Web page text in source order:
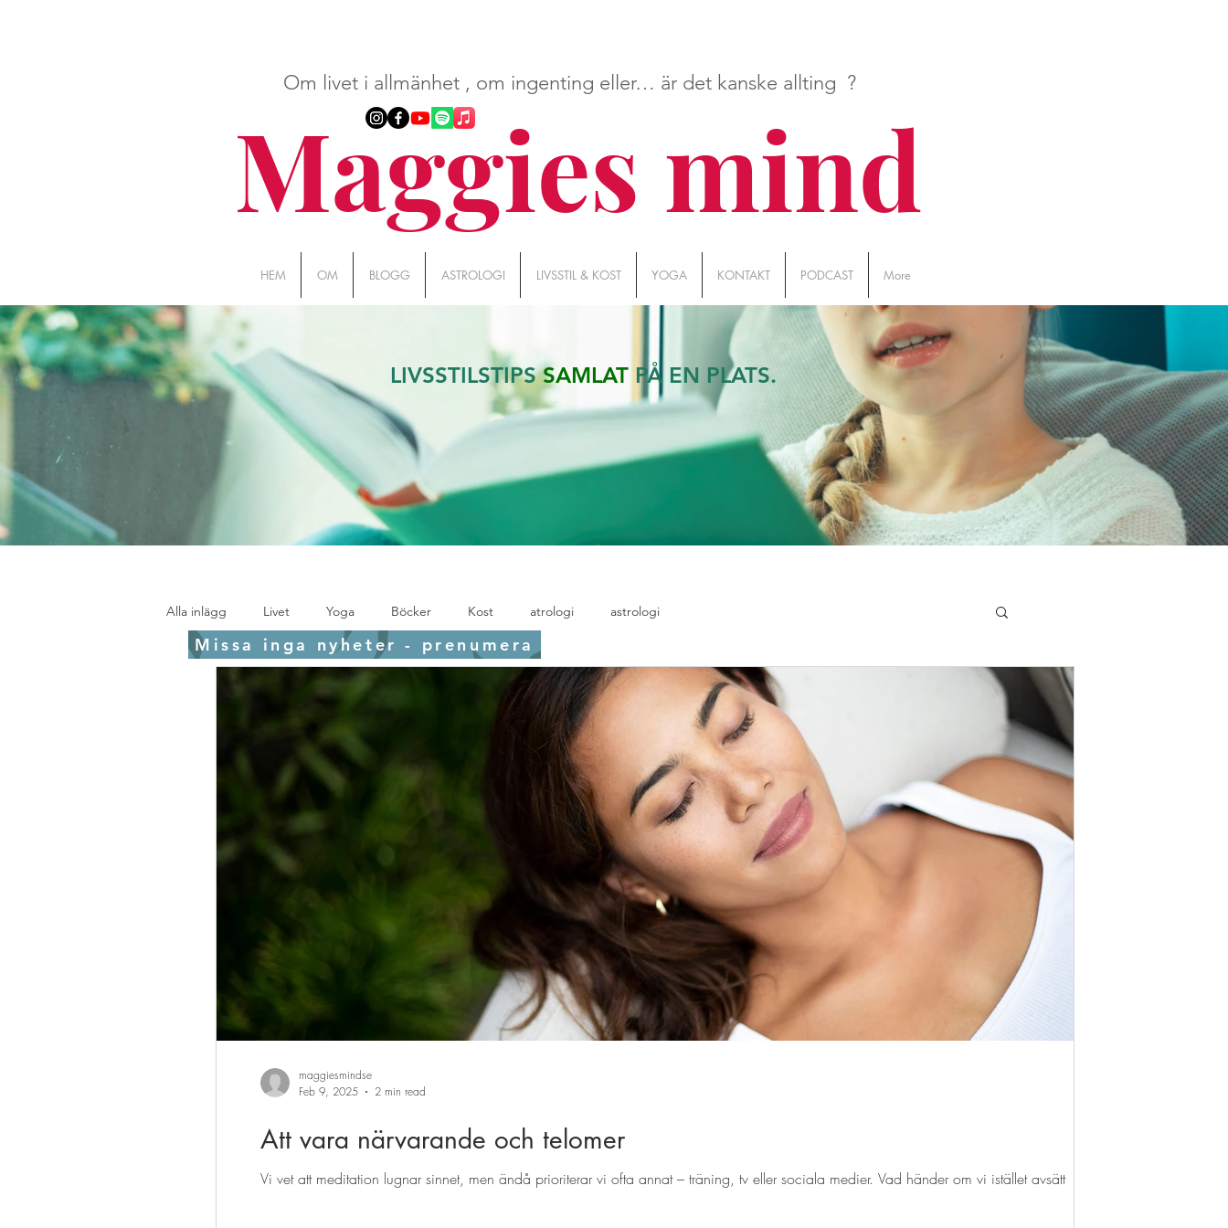
Om livet i allmänhet , om ingenting eller… är det kanske allting ?
Maggies mind
HEM OM BLOGG ASTROLOGI LIVSSTIL & KOST YOGA KONTAKT PODCAST More
LIVSSTILSTIPSSAMLAT PÅ EN PLATS.
Alla inlägg Livet Yoga Böcker Kost atrologi astrologi
Att vara närvarande och telomer
Vi vet att meditation lugnar sinnet, men ändå prioriterar vi ofta annat – träning, tv eller sociala medier. Vad händer om vi istället avsätt
maggiesmindse
Feb 9, 2025
2 min read
Missa inga nyheter - prenumera